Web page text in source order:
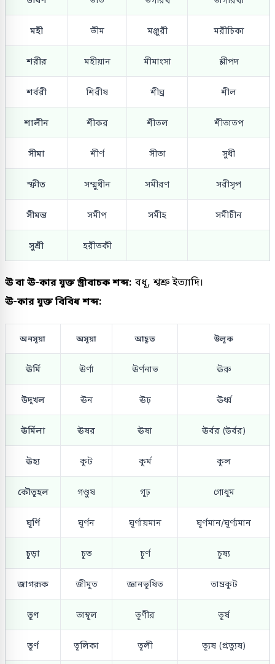
মহী ভীম মঞ্জুরী মরীচিকা
শরীর মহীয়ান মীমাংসা শ্লীপদ
শর্বরী শিরীষ শীঘ্র শীল
শালীন শীকর শীতল শীতাতপ
সীমা শীর্ণ সীতা সুধী
স্ফীত সম্মুখীন সমীরণ সরীসৃপ
সীমন্ত সমীপ সমীহ সমীচীন
সুশ্রী হরীতকী
ঊ বা ঊ-কার যুক্ত স্ত্রীবাচক শব্দ: বধূ, শ্বশ্রু ইত্যাদি।
ঊ-কার যুক্ত বিবিধ শব্দ:
অনসূয়া অসূয়া আহূত উলূক
ঊর্মি ঊর্ণা ঊর্ণনাভ ঊরু
উদূখল ঊন ঊঢ় ঊর্ধ্ব
ঊর্মিলা ঊষর ঊষা ঊর্বর (উর্বর)
ঊহ্য কূট কূর্ম কূল
কৌতূহল গণ্ডুষ গূঢ় গোধূম
ঘূর্ণি ঘূর্ণন ঘূর্ণায়মান ঘূর্ণমান/ঘূর্ণ্যমান
চূড়া চূত চূর্ণ চূষ্য
জাগরূক জীমূত জ্ঞানভূষিত তাম্রকূট
তূণ তাম্বূল তূণীর তূর্ষ
তূর্ণ তূলিকা তূলী ত্যূষ (প্রত্যুষ)